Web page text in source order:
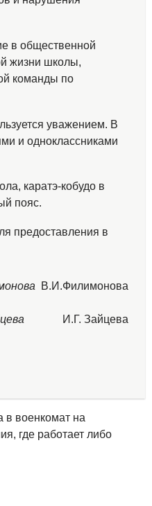
в общественной
жизни школы,
команды по
уважением. В
и одноклассниками
каратэ-кобудо в
пояс.
предоставления в
В.И.Филимонова
И.Г. Зайцева
в военкомат на
где работает либо